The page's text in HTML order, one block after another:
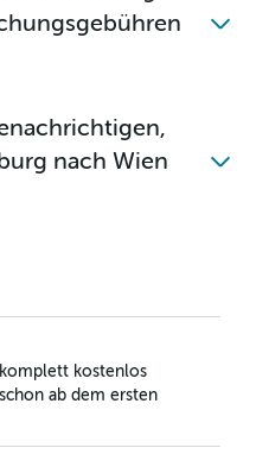
nach Wien
kostenlos
ab dem ersten